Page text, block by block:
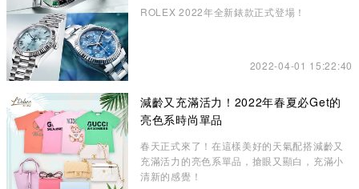
ROLEX 2022年全新錶款正式登場！
2022-04-01 15:22:40
減齡又充滿活力！2022年春夏必Get的
亮色系時尚單品
春天正式來了！在這樣美好的天氣配搭減齡又
充滿活力的亮色系單品，搶眼又顯白，充滿小
清新的感覺！